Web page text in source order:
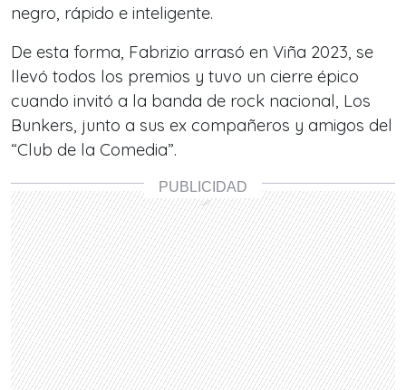
negro, rápido e inteligente.
De esta forma, Fabrizio arrasó en Viña 2023, se
llevó todos los premios y tuvo un cierre épico
cuando invitó a la banda de rock nacional, Los
Bunkers, junto a sus ex compañeros y amigos del
“Club de la Comedia”.